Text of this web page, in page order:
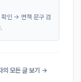
확인 → 면책 문구 검
의 모든 글 보기 →